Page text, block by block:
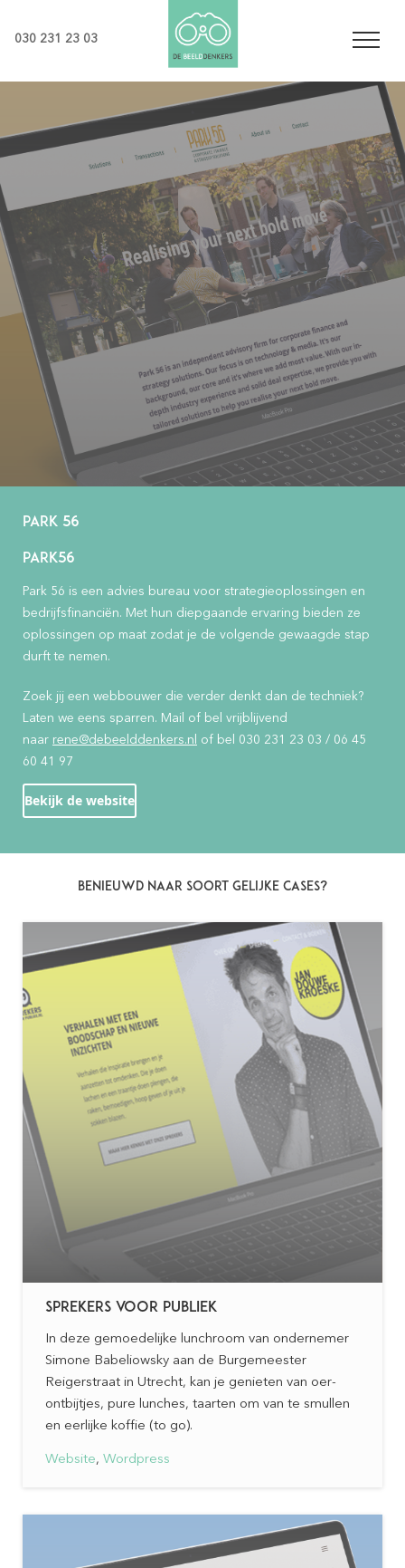
030 231 23 03
PARK 56
PARK56
Park 56 is een advies bureau voor strategieoplossingen en
bedrijfsfinanciën. Met hun diepgaande ervaring bieden ze
oplossingen op maat zodat je de volgende gewaagde stap
durft te nemen.
Zoek jij een webbouwer die verder denkt dan de techniek?
Laten we eens sparren. Mail of bel vrijblijvend
naar rene@debeelddenkers.nl of bel 030 231 23 03 / 06 45
60 41 97
Bekijk de website
BENIEUWD NAAR SOORT GELIJKE CASES?
SPREKERS VOOR PUBLIEK
In deze gemoedelijke lunchroom van ondernemer
Simone Babeliowsky aan de Burgemeester
Reigerstraat in Utrecht, kan je genieten van oer-
ontbijtjes, pure lunches, taarten om van te smullen
en eerlijke koffie (to go).
Website, Wordpress